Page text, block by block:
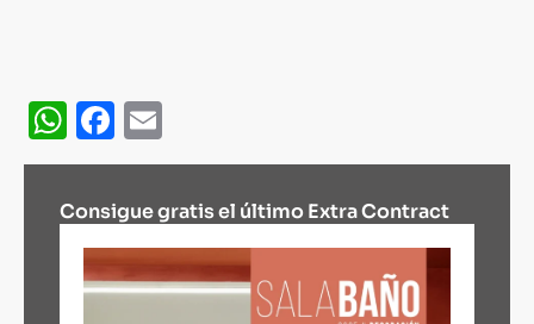
WhatsApp
Facebook
Consigue gratis el último Extra Contract